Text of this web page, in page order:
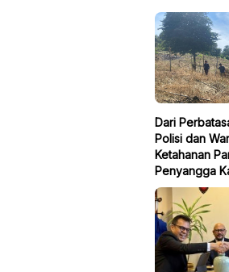
Dari
Polisi dan
Ketahanan
Penyangga